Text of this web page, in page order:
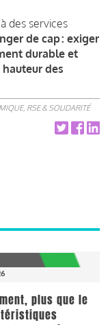
des services
de cap : exiger
durable et
des
RSE & SOLIDARITÉ
plus que le